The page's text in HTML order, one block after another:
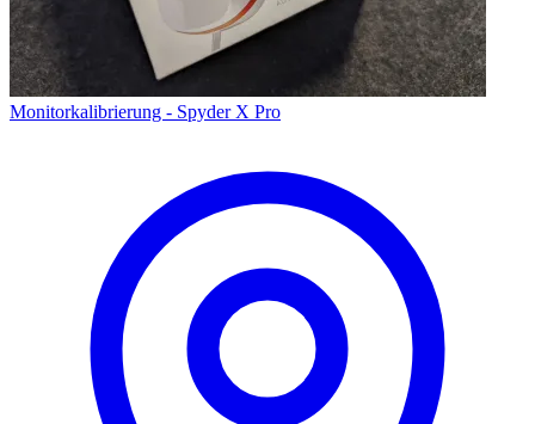
Monitorkalibrierung - Spyder X Pro